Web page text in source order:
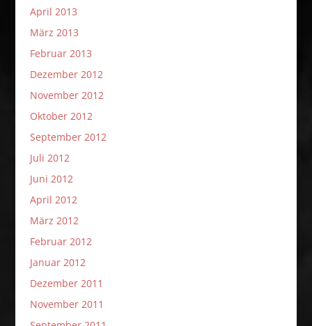
April 2013
März 2013
Februar 2013
Dezember 2012
November 2012
Oktober 2012
September 2012
Juli 2012
Juni 2012
April 2012
März 2012
Februar 2012
Januar 2012
Dezember 2011
November 2011